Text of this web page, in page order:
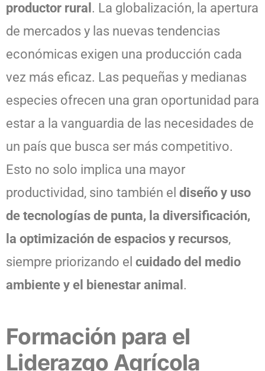
productor rural . La globalización, la apertura
de mercados y las nuevas tendencias
económicas exigen una producción cada
vez más eficaz. Las pequeñas y medianas
especies ofrecen una gran oportunidad para
estar a la vanguardia de las necesidades de
un país que busca ser más competitivo.
Esto no solo implica una mayor
productividad, sino también el diseño y uso
de tecnologías de punta, la diversificación,
la optimización de espacios y recursos,
siempre priorizando el cuidado del medio
ambiente y el bienestar animal .
Formación para el
Liderazgo Agrícola